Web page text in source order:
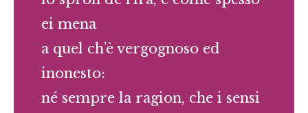
ei mena
a quel ch’è vergognoso ed
inonesto:
né sempre la ragion, che i sensi